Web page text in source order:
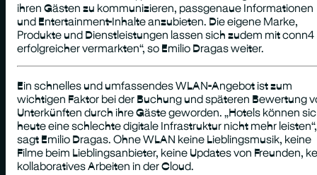
ihren Gästen zu kommunizieren, passgenaue Informationen
und Entertainment-Inhalte anzubieten. Die eigene Marke,
Produkte und Dienstleistungen lassen sich zudem mit conn4
erfolgreicher vermarkten“, so Emilio Dragas weiter.
Ein schnelles und umfassendes WLAN-Angebot ist zum
wichtigen Faktor bei der Buchung und späteren Bewertung
Unterkünften durch ihre Gäste geworden. „Hotels können
heute eine schlechte digitale Infrastruktur nicht mehr leisten“,
sagt Emilio Dragas. Ohne WLAN keine Lieblingsmusik, keine
Filme beim Lieblingsanbieter, keine Updates von Freunden,
kollaboratives Arbeiten in der Cloud.